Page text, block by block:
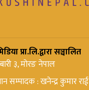
प्रा.लि.द्वारा सञ्चालित
३, मोरङ नेपाल
सम्पादक : खनेन्द्र कुमार राई